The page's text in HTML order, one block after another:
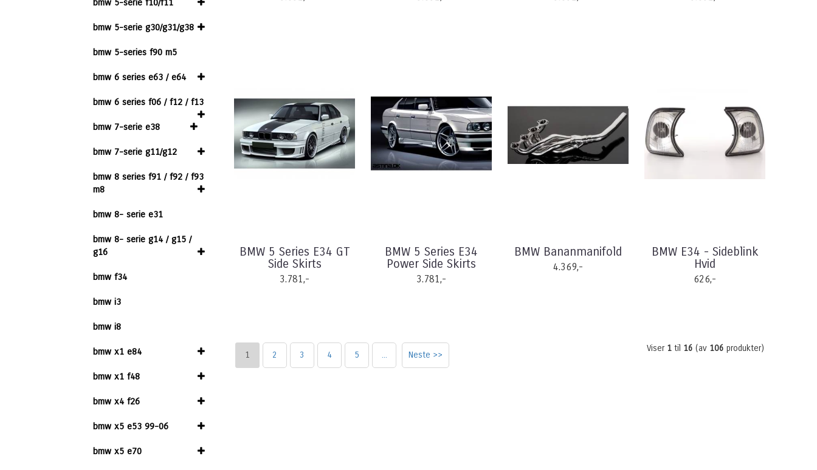
bmw 5-serie f10/f11
bmw 5-serie g30/g31/g38
bmw 5-series f90 m5
bmw 6 series e63 / e64
bmw 6 series f06 / f12 / f13
bmw 7-serie e38
bmw 7-serie g11/g12
bmw 8 series f91 / f92 / f93
m8
bmw 8- serie e31
bmw 8- serie g14 / g15 /
g16
bmw f34
bmw i3
bmw i8
bmw x1 e84
bmw x1 f48
bmw x4 f26
bmw x5 e53 99-06
bmw x5 e70
BMW 5 Series E34 GT
Side Skirts
3.781,-
BMW 5 Series E34
Power Side Skirts
3.781,-
BMW Bananmanifold
4.369,-
BMW E34 - Sideblink
Hvid
626,-
1 2 3 4 5 ... Neste >>
Viser 1 til 16 (av 106 produkter)